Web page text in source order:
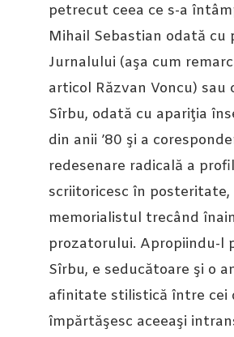
petrecut ceea ce s-a
Mihail Sebastian odată cu
Jurnalului (aşa cum
articol Răzvan Voncu) sau
Sîrbu, odată cu apariţia
din anii ’80 şi a
redesenare radicală a
scriitoricesc în posteritate,
memorialistul trecând
prozatorului. Apropiindu-l
Sîrbu, e seducătoare şi o
afinitate stilistică între cei
împărtăşesc aceeaşi